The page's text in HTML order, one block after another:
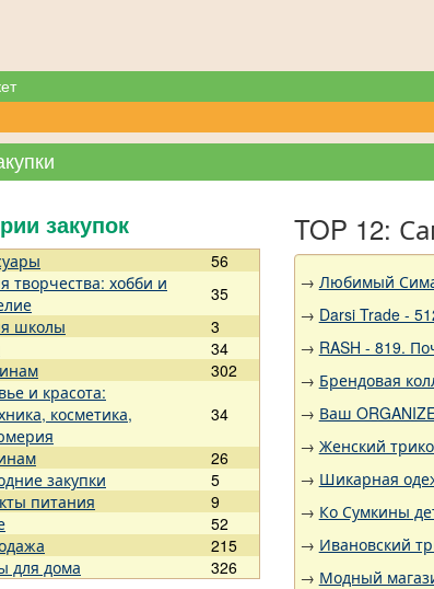
закупок
56
творчества: хобби и
35
школы
3
34
302
и красота:
косметика,
34
26
закупки
5
питания
9
52
215
для дома
326
TOP 12:
→ Любимый
→ Darsi Trade -
→ RASH - 819.
→ Брендовая
→ Ваш
→ Женский
→ Шикарная
→ Ко Сумкины
→ Ивановский
→ Модный